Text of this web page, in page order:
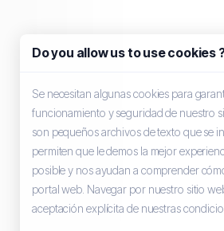
Do you allow us to use cookies
Se necesitan algunas cookies para
funcionamiento y seguridad de nuestro
son pequeños archivos de texto que se
permiten que le demos la mejor
posible y nos ayudan a comprender
portal web. Navegar por nuestro sitio
aceptación explícita de nuestras